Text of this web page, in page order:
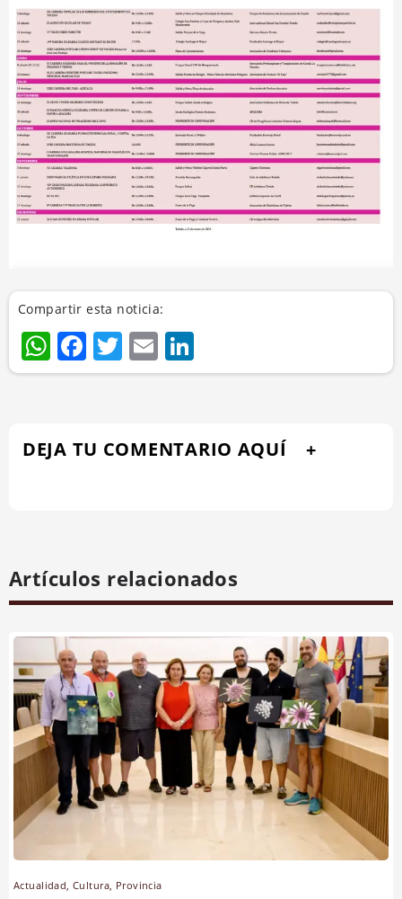
Compartir esta noticia:
WhatsApp
Facebook
Twitter
Email
DEJA TU COMENTARIO AQUÍ
Artículos relacionados
Actualidad ,Cultura Provincia